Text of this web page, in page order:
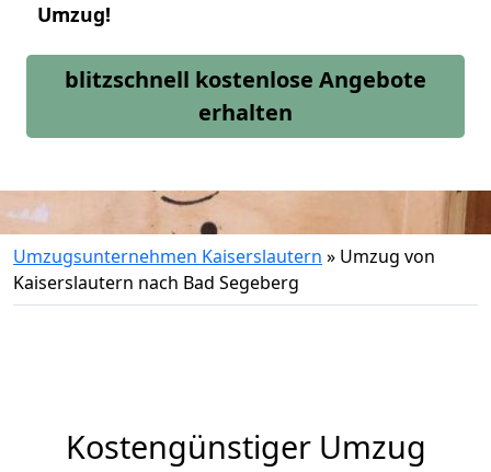
Umzug!
blitzschnell kostenlose Angebote
erhalten
Umzugsunternehmen Kaiserslautern » Umzug von
Kaiserslautern nach Bad Segeberg
Kostengünstiger Umzug